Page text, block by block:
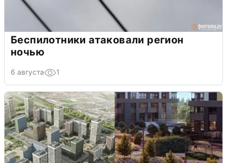
Беспилотники атаковали регион
ночью
6 августа 1